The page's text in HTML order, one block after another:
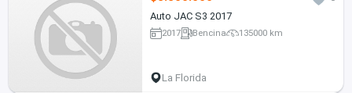
Auto JAC S3 2017
2017 Bencina 135000 km
La Florida